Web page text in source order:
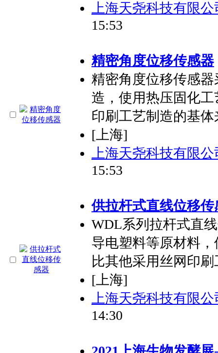
上海天尧科技有限公
15:53
精密角度位移传感器
精密角度位移传感
造，使用热压固化
印刷工艺制造的基
[上海]
上海天尧科技有限公
15:53
供拉杆式直线位移传
WDL系列拉杆式直
导电塑料等原材料
比其他采用丝网印
[上海]
上海天尧科技有限公
14:30